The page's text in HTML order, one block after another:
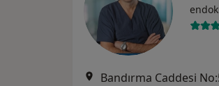
Bandırma Caddesi